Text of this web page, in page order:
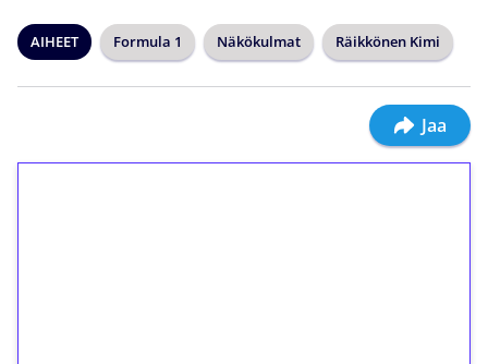
AIHEET Formula 1 Näkökulmat Räikkönen Kimi
Jaa